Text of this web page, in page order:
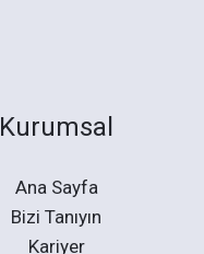
Kurumsal
Ana Sayfa
Bizi Tanıyın
Kariyer